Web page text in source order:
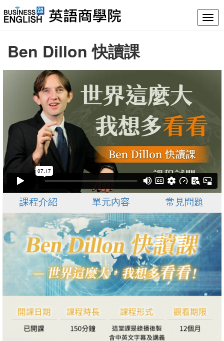
Ben Dillon 快讀課
課程介紹 單元內容 常見問題